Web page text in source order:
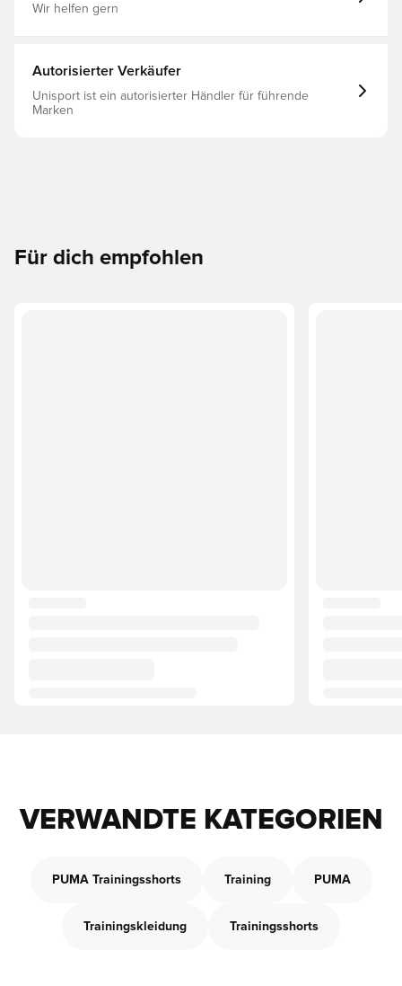
Wir helfen gern
Autorisierter Verkäufer
Unisport ist ein autorisierter Händler für führende
Marken
Für dich empfohlen
VERWANDTE KATEGORIEN
PUMA Trainingsshorts Training PUMA
Trainingskleidung Trainingsshorts